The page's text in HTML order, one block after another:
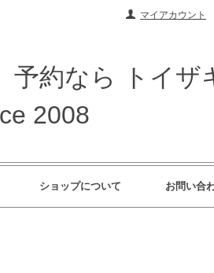
マイアカウント
予約なら トイザ
2008
ショップについて お問い合